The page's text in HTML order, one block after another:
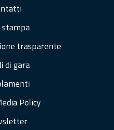
trasparente
di gara
Policy